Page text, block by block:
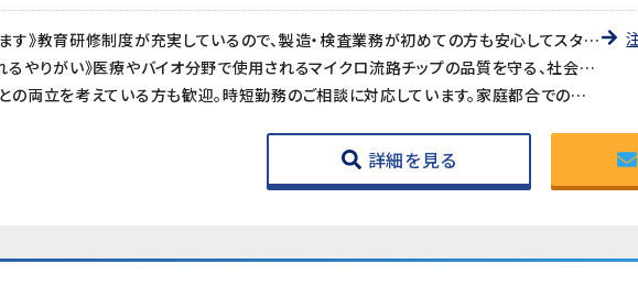
《未経験歓迎・先輩が丁寧に教えます》教育研修制度が充実しているので、製造・検査業務が初めての方も安心してスタートできます。アットホームな職場で長く働きやすい環境です。
《医療・バイオ分野の製品に携われるやりがい》医療やバイオ分野で使用されるマイクロ流路チップの品質を守る、社会に貢献できるお仕事です。クリーンルームでの作業で清潔な環境が保たれています。
《時短勤務も相談可》家庭や育児との両立を考えている方も歓迎。時短勤務のご相談に対応しています。家庭都合での休みも取りやすい職場です。
詳細を見る